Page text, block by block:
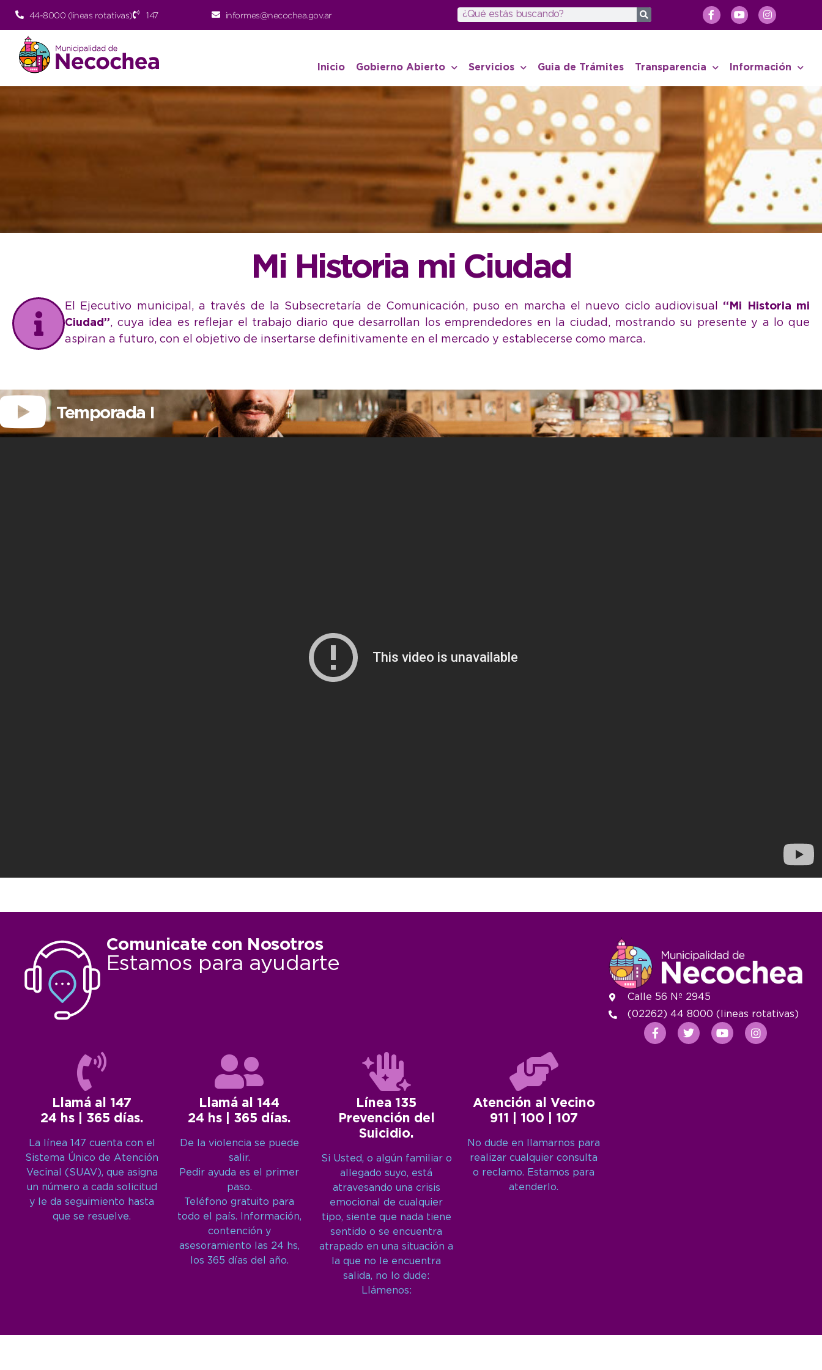
44-8000 (lineas rotativas) 147 informes@necochea.gov.ar
Inicio Gobierno Abierto Servicios Guia de Trámites Transparencia Información
Mi Historia mi Ciudad
El Ejecutivo municipal, a través de la Subsecretaría de Comunicación, puso en marcha el nuevo ciclo audiovisual “Mi Historia mi
Ciudad”, cuya idea es reflejar el trabajo diario que desarrollan los emprendedores en la ciudad, mostrando su presente y a lo que
aspiran a futuro, con el objetivo de insertarse definitivamente en el mercado y establecerse como marca.
Temporada I
Comunicate con Nosotros
Estamos para ayudarte
Llamá al 147
24 hs | 365 días.
La línea 147 cuenta con el
Sistema Único de Atención
Vecinal (SUAV), que asigna
un número a cada solicitud
y le da seguimiento hasta
que se resuelve.
Llamá al 144
24 hs | 365 días.
De la violencia se puede
salir.
Pedir ayuda es el primer
paso.
Teléfono gratuito para
todo el país. Información,
contención y
asesoramiento las 24 hs,
los 365 días del año.
Línea 135
Prevención del
Suicidio.
Si Usted, o algún familiar o
allegado suyo, está
atravesando una crisis
emocional de cualquier
tipo, siente que nada tiene
sentido o se encuentra
atrapado en una situación a
la que no le encuentra
salida, no lo dude:
Llámenos:
Atención al Vecino
911 | 100 | 107
No dude en llamarnos para
realizar cualquier consulta
o reclamo. Estamos para
atenderlo.
Calle 56 Nº 2945
(02262) 44 8000 (lineas rotativas)